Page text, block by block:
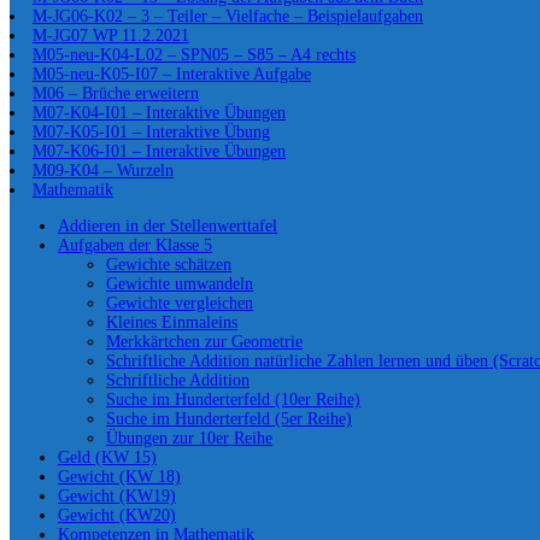
M-JG06-K02 – 3 – Teiler – Vielfache – Beispielaufgaben
M-JG07 WP 11.2.2021
M05-neu-K04-L02 – SPN05 – S85 – A4 rechts
M05-neu-K05-I07 – Interaktive Aufgabe
M06 – Brüche erweitern
M07-K04-I01 – Interaktive Übungen
M07-K05-I01 – Interaktive Übung
M07-K06-I01 – Interaktive Übungen
M09-K04 – Wurzeln
Mathematik
Addieren in der Stellenwerttafel
Aufgaben der Klasse 5
Gewichte schätzen
Gewichte umwandeln
Gewichte vergleichen
Kleines Einmaleins
Merkkärtchen zur Geometrie
Schriftliche Addition natürliche Zahlen lernen und üben
Schriftliche Addition
Suche im Hunderterfeld (10er Reihe)
Suche im Hunderterfeld (5er Reihe)
Übungen zur 10er Reihe
Geld (KW 15)
Gewicht (KW 18)
Gewicht (KW19)
Gewicht (KW20)
Kompetenzen in Mathematik